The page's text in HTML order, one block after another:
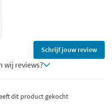
Schrijf jouw review
wij reviews?
dit product gekocht